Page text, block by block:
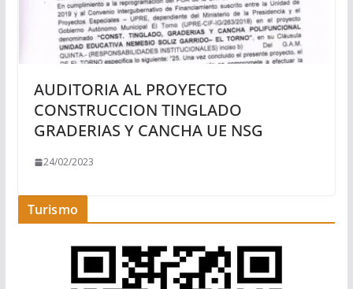
AUDITORIA AL PROYECTO
CONSTRUCCION TINGLADO
GRADERIAS Y CANCHA UE NSG
24/02/2023
Turismo